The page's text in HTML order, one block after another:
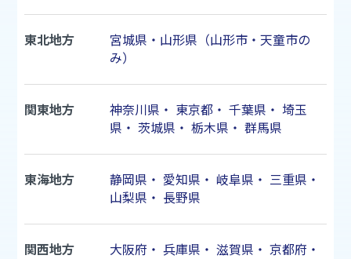
東北地方
宮城県・山形県（山形市・天童市の
み）
関東地方 神奈川県 ・ 東京都・ 千葉県 ・ 埼玉
県 ・ 茨城県 ・ 栃木県 ・ 群馬県
東海地方 静岡県 ・ 愛知県 ・ 岐阜県 ・ 三重県 ・
山梨県 ・ 長野県
関西地方 大阪府 ・ 兵庫県 ・ 滋賀県 ・ 京都府 ・